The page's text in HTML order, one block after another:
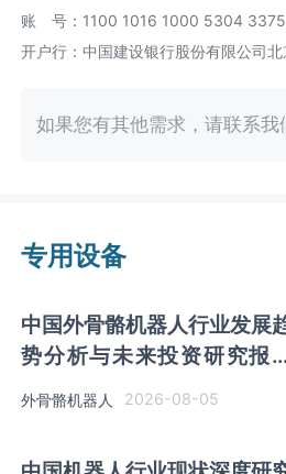
账 号：1100 1016 1000 5304 3375
开户行：中国建设银行股份有限公司
如果您有其他需求，请联系我
专用设备
中国外骨骼机器人行业发展
势分析与未来投资研究报告
外骨骼机器人 2026-08-05